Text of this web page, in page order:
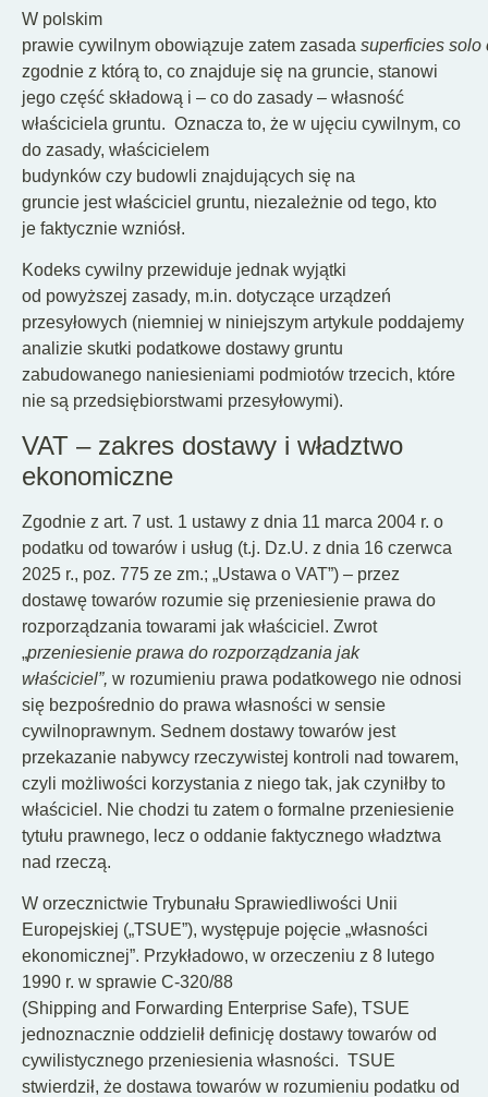
W polskim
prawie cywilnym obowiązuje zatem zasada superficies solo
zgodnie z którą to, co znajduje się na gruncie, stanowi
jego część składową i – co do zasady – własność
właściciela gruntu. Oznacza to, że w ujęciu cywilnym, co
do zasady, właścicielem
budynków czy budowli znajdujących się na
gruncie jest właściciel gruntu, niezależnie od tego, kto
je faktycznie wzniósł.
Kodeks cywilny przewiduje jednak wyjątki
od powyższej zasady, m.in. dotyczące urządzeń
przesyłowych (niemniej w niniejszym artykule poddajemy
analizie skutki podatkowe dostawy gruntu
zabudowanego naniesieniami podmiotów trzecich, które
nie są przedsiębiorstwami przesyłowymi).
VAT – zakres dostawy i władztwo
ekonomiczne
Zgodnie z art. 7 ust. 1 ustawy z dnia 11 marca 2004 r. o
podatku od towarów i usług (t.j. Dz.U. z dnia 16 czerwca
2025 r., poz. 775 ze zm.; „Ustawa o VAT”) – przez
dostawę towarów rozumie się przeniesienie prawa do
rozporządzania towarami jak właściciel. Zwrot
„przeniesienie prawa do rozporządzania jak
właściciel”, w rozumieniu prawa podatkowego nie odnosi
się bezpośrednio do prawa własności w sensie
cywilnoprawnym. Sednem dostawy towarów jest
przekazanie nabywcy rzeczywistej kontroli nad towarem,
czyli możliwości korzystania z niego tak, jak czyniłby to
właściciel. Nie chodzi tu zatem o formalne przeniesienie
tytułu prawnego, lecz o oddanie faktycznego władztwa
nad rzeczą.
W orzecznictwie Trybunału Sprawiedliwości Unii
Europejskiej („TSUE”), występuje pojęcie „własności
ekonomicznej”. Przykładowo, w orzeczeniu z 8 lutego
1990 r. w sprawie C-320/88
(Shipping and Forwarding Enterprise Safe), TSUE
jednoznacznie oddzielił definicję dostawy towarów od
cywilistycznego przeniesienia własności. TSUE
stwierdził, że dostawa towarów w rozumieniu podatku od